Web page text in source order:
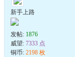
新手上路
发帖: 1876
威望: 7333 点
铜币: 2198 枚